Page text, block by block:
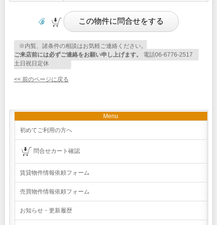
※内覧、諸条件の相談はお気軽ご連絡ください。
ご来店前には必ずご連絡をお願い申し上げます。
電話06-6776-2517
土日祝日定休
<< 前のページに戻る
Menu
初めてご利用の方へ
問合せカート確認
賃貸物件情報依頼フォーム
売買物件情報依頼フォーム
お知らせ・更新履歴